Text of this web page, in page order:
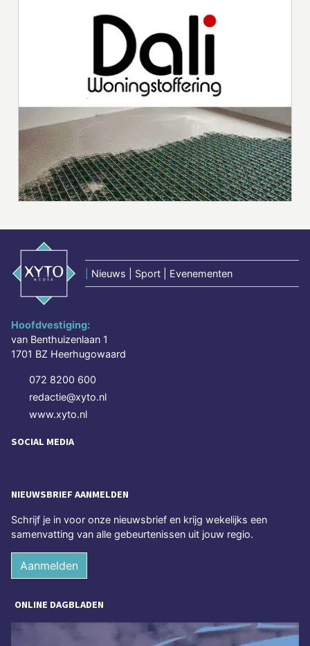
Nieuws | Sport | Evenementen
Hoofdvestiging:
van Benthuizenlaan 1
1701 BZ Heerhugowaard
072 8200 600
redactie@xyto.nl
www.xyto.nl
SOCIAL MEDIA
NIEUWSBRIEF AANMELDEN
Schrijf je in voor onze nieuwsbrief en krijg wekelijks een
samenvatting van alle gebeurtenissen uit jouw regio.
Aanmelden
ONLINE DAGBLADEN